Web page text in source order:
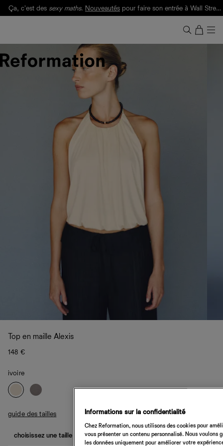
Ça, c'est dessexy maths.Nouveautéspour faire son entrée à Wall Street.
Top en maille Alexis
148 €
ivoire
guide des tailles
choisissez une taille
Informations sur la confidentialité
Chez Reformation, nous utilisons des cookies pour
vous présenter un contenu personnalisé. Nous
les données uniquement pour améliorer votre